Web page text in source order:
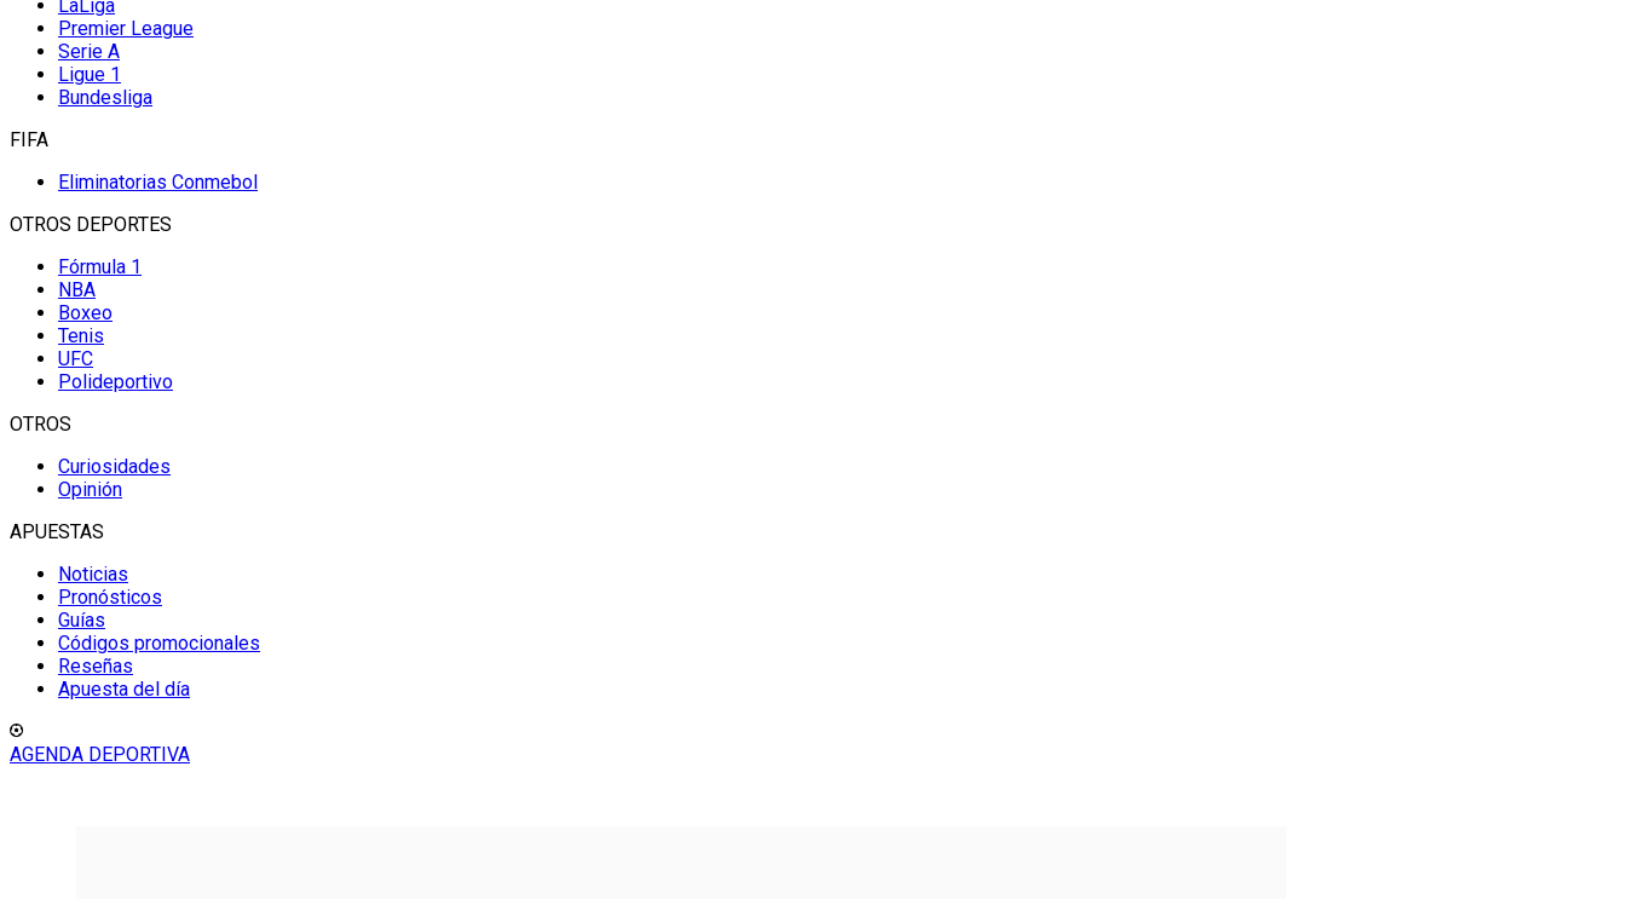
LaLiga
Premier League
Serie A
Ligue 1
Bundesliga
FIFA
Eliminatorias Conmebol
OTROS DEPORTES
Fórmula 1
NBA
Boxeo
Tenis
UFC
Polideportivo
OTROS
Curiosidades
Opinión
APUESTAS
Noticias
Pronósticos
Guías
Códigos promocionales
Reseñas
Apuesta del día
AGENDA DEPORTIVA